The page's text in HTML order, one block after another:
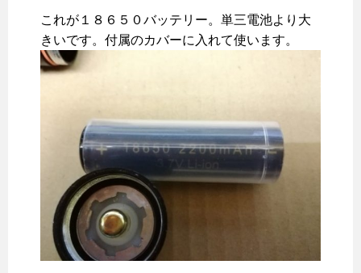
これが１８６５０バッテリー。単三電池より大
きいです。付属のカバーに入れて使います。